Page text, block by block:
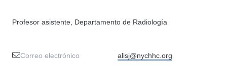
Profesor asistente, Departamento de Radiología
Correo electrónico alisj@nychhc.org